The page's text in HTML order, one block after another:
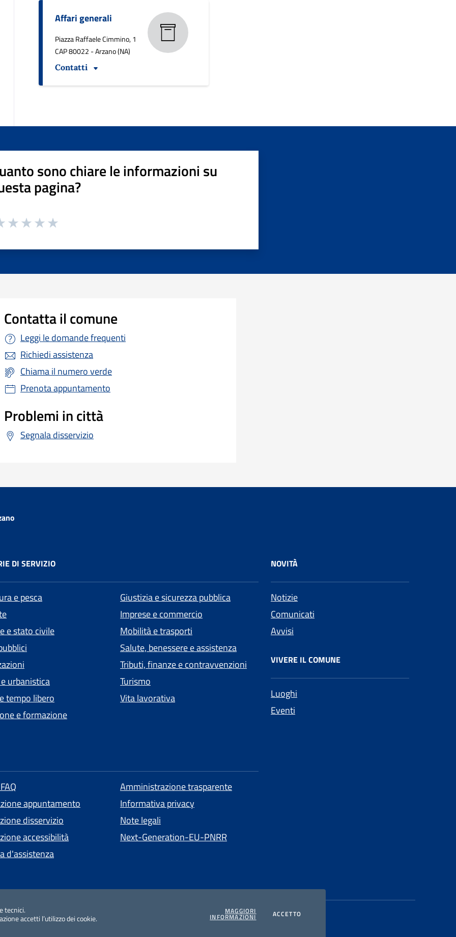
tecnici.
accetti l’utilizzo dei cookie.
MAGGIORI
INFORMAZIONI ACCETTOI COOKIES
Affari generali
Piazza Raffaele Cimmino, 1
CAP 80022 - Arzano (NA)
Contatti
sono chiare le informazioni su
pagina?
Contatta il comune
Leggi le domande frequenti
Richiedi assistenza
Chiama il numero verde
Prenota appuntamento
Problemi in città
Segnala disservizio
DI SERVIZIO
e pesca
e stato civile
urbanistica
tempo libero
e formazione
Giustizia e sicurezza pubblica
Imprese e commercio
Mobilità e trasporti
Salute, benessere e assistenza
Tributi, finanze e contravvenzioni
Turismo
Vita lavorativa
NOVITÀ
Notizie
Comunicati
Avvisi
VIVERE IL COMUNE
Luoghi
Eventi
appuntamento
disservizio
accessibilità
d'assistenza
Amministrazione trasparente
Informativa privacy
Note legali
Next-Generation-EU-PNRR
accessibilità v1.0.25